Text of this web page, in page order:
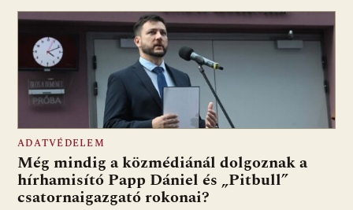
ADATVÉDELEM
Még mindig a közmédiánál dolgoznak a
hírhamisító Papp Dániel és „Pitbull”
csatornaigazgató rokonai?